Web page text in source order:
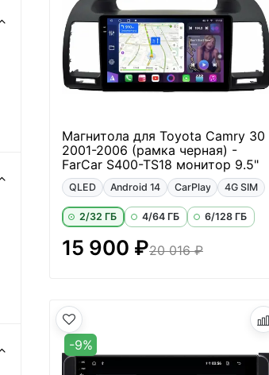
Магнитола для Toyota Camry 30
2001-2006 (рамка черная) -
FarCar S400-TS18 монитор 9.5"
QLED Android 14 CarPlay 4G SIM
2/32 ГБ 4/64 ГБ 6/128 ГБ
15 900 ₽20 016 ₽
-9%